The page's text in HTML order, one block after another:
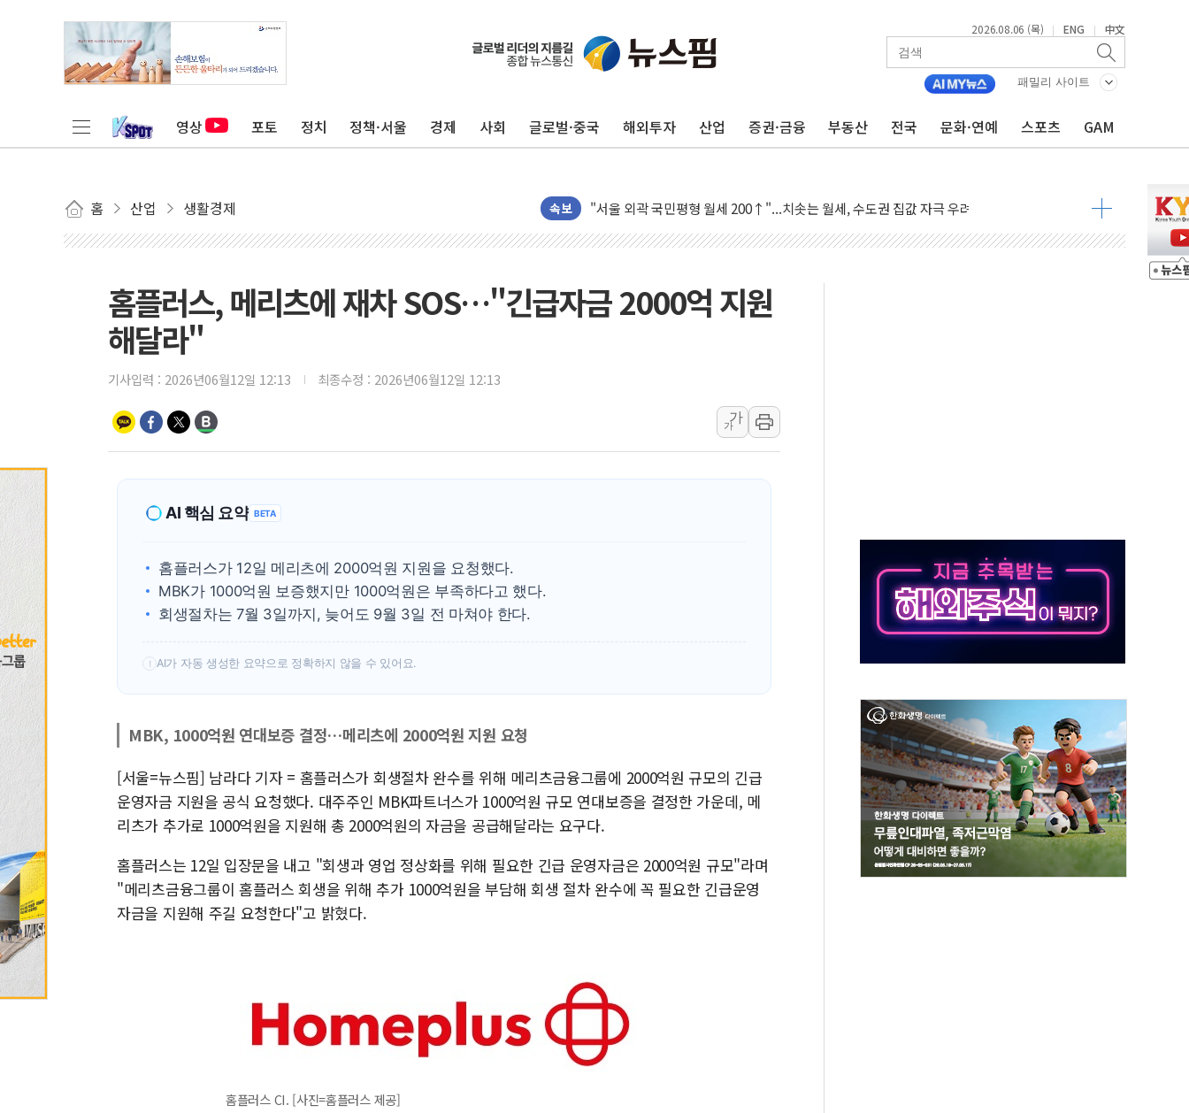
2026.08.06 (목) | ENG | 中文
패밀리 사이트
영상 포토 정치 정책·서울 경제 사회 글로벌·중국 해외투자 산업 증권·금융 부동산 전국 문화·연예 스포츠 GAM
홈 산업 생활경제 속보
"곤드레도 AI로 판다"…성신여대, 영월 소상공인 디지털 전환 나선다
공개 사의 정성호에 "잘 버티라" 만류한 李대통령…"형소법 보완 방법 찾아달라" 주문도
[장욱희의 중장년 취업에세이] 여성 근로자, 육아로 경력 단절…기업 인재 전략 재정립 필요
[오늘날씨] 한낮 39도 폭염 계속…전북·제주 비소식
"서울 외곽 국민평형 월세 200↑"...치솟는 월세, 수도권 집값 자극 우려
롯데하이마트, 8월에도 LG가전 최대 700만원 할인
한경협 "에너지 위기 반복…탈탄소 설비 전환 지원 강화해야"
G80 누유·아반떼 화재 발생 가능성…4개 업체 51만여대 리콜
[민주 당권주자 일정] 송영길·정청래·김민석 후보 - 8월 6일
[오늘의 국회일정] 세미나·기자회견·주요 정당 - 8월 6일
유럽증시, 숨가쁘게 진행되는 중동 상황 주목하며 보합세 마감… 유가도 큰 변동 없어
홈플러스, 메리츠에 재차 SOS…"긴급자금 2000억 지원
해달라"
기사입력 : 2026년06월12일 12:13 최종수정 : 2026년06월12일 12:13
가
가
AI 핵심 요약 BETA
홈플러스가 12일 메리츠에 2000억원 지원을 요청했다.
MBK가 1000억원 보증했지만 1000억원은 부족하다고 했다.
회생절차는 7월 3일까지, 늦어도 9월 3일 전 마쳐야 한다.
! AI가 자동 생성한 요약으로 정확하지 않을 수 있어요.
MBK, 1000억원 연대보증 결정…메리츠에 2000억원 지원 요청
[서울=뉴스핌] 남라다 기자 = 홈플러스가 회생절차 완수를 위해 메리츠금융그룹에 2000억원 규모의 긴급
운영자금 지원을 공식 요청했다. 대주주인 MBK파트너스가 1000억원 규모 연대보증을 결정한 가운데, 메
리츠가 추가로 1000억원을 지원해 총 2000억원의 자금을 공급해달라는 요구다.
홈플러스는 12일 입장문을 내고 "회생과 영업 정상화를 위해 필요한 긴급 운영자금은 2000억원 규모"라며
"메리츠금융그룹이 홈플러스 회생을 위해 추가 1000억원을 부담해 회생 절차 완수에 꼭 필요한 긴급운영
자금을 지원해 주길 요청한다"고 밝혔다.
홈플러스 CI. [사진=홈플러스 제공]